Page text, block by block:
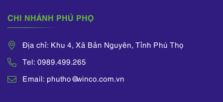
CHI NHÁNH PHÚ PHỌ
Địa chỉ: Khu 4, Xã Bản Nguyên, Tỉnh Phú Thọ
Tel: 0989.499.265
Email: phutho@winco.com.vn